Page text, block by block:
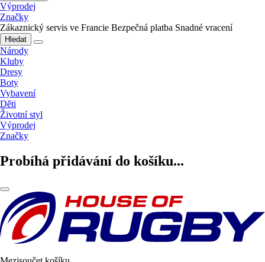
Výprodej
Značky
Zákaznický servis ve Francie Bezpečná platba Snadné vracení
Hledat
Národy
Kluby
Dresy
Boty
Vybavení
Děti
Životní styl
Výprodej
Značky
Probíhá přidávání do košíku...